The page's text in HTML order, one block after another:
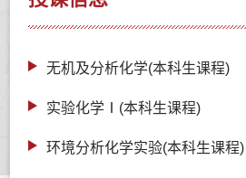
无机及分析化学(本科生课程)
实验化学Ⅰ(本科生课程)
环境分析化学实验(本科生课程)